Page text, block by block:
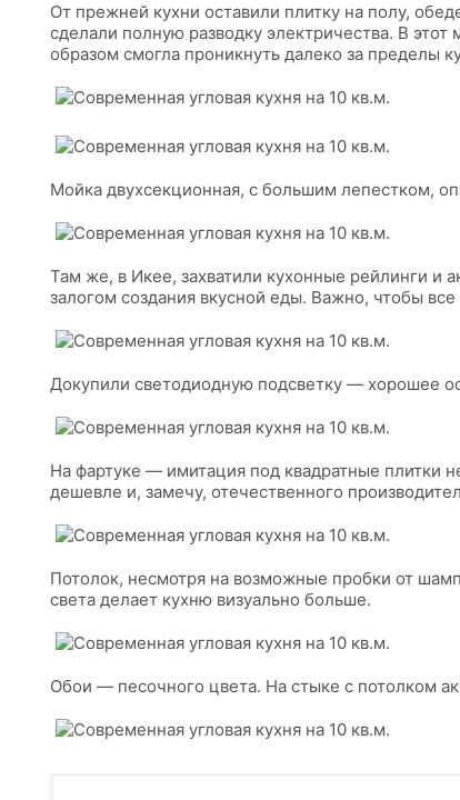
От прежней кухни оставили плитку на полу,
сделали полную разводку электричества. В
образом смогла проникнуть далеко за пределы
Мойка двухсекционная, с большим лепестком,
Там же, в Икее, захватили кухонные рейлинги и
залогом создания вкусной еды. Важно, чтобы
Докупили светодиодную подсветку — хорошее
На фартуке — имитация под квадратные плитки
дешевле и, замечу, отечественного
Потолок, несмотря на возможные пробки от
света делает кухню визуально больше.
Обои — песочного цвета. На стыке с потолком